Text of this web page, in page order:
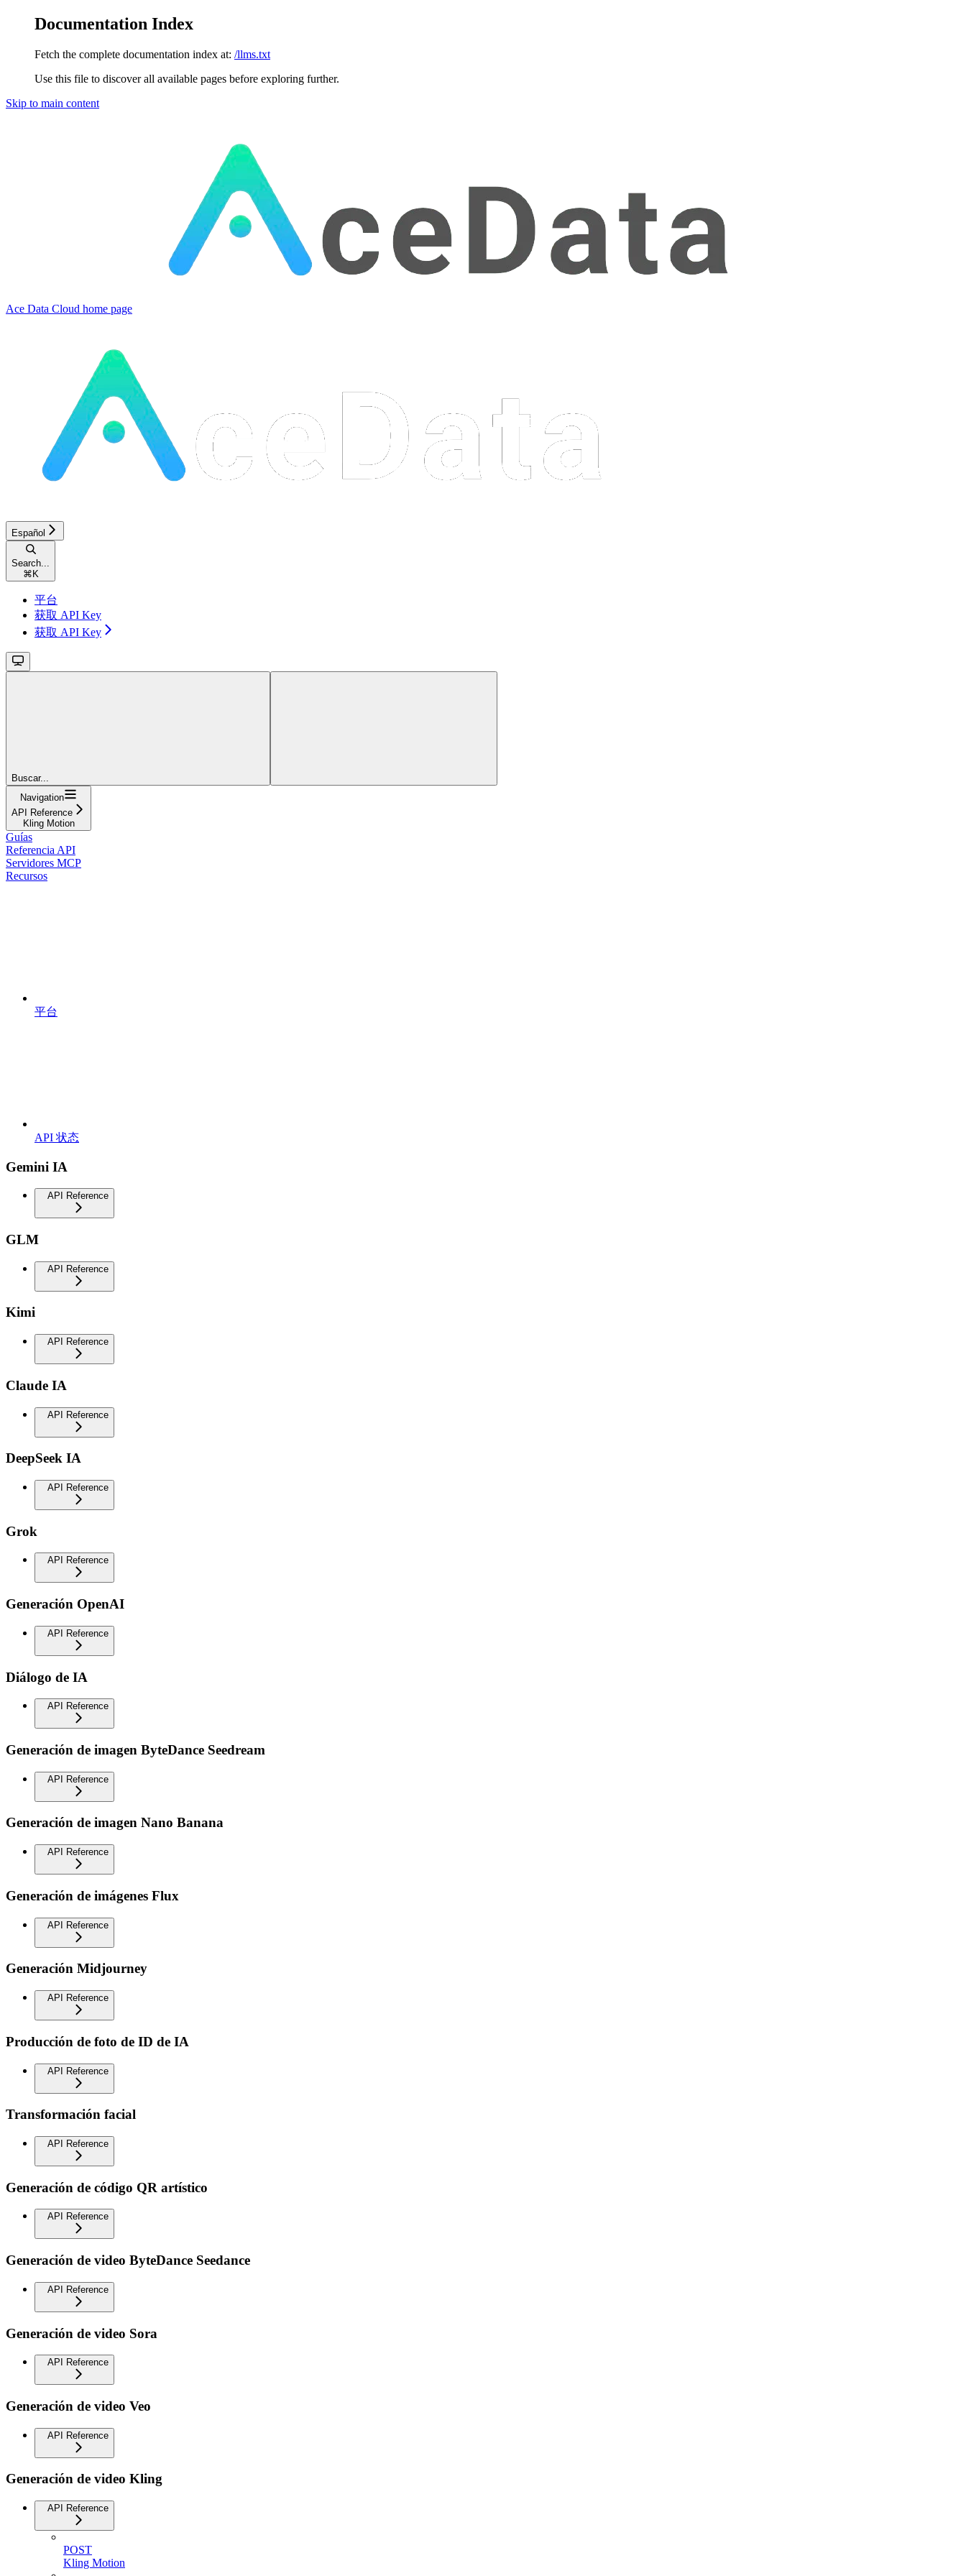
Documentation Index
Fetch the complete documentation index at: /llms.txt
Use this file to discover all available pages before exploring further.
Skip to main content
Ace Data Cloud home page
Español
Search...
⌘ K
平台
获取 API Key
获取 API Key
Buscar...
Navigation
API Reference
Kling Motion
Guías
Referencia API
Servidores MCP
Recursos
平台
API 状态
Gemini IA
API Reference
GLM
API Reference
Kimi
API Reference
Claude IA
API Reference
DeepSeek IA
API Reference
Grok
API Reference
Generación OpenAI
API Reference
Diálogo de IA
API Reference
Generación de imagen ByteDance Seedream
API Reference
Generación de imagen Nano Banana
API Reference
Generación de imágenes Flux
API Reference
Generación Midjourney
API Reference
Producción de foto de ID de IA
API Reference
Transformación facial
API Reference
Generación de código QR artístico
API Reference
Generación de video ByteDance Seedance
API Reference
Generación de video Sora
API Reference
Generación de video Veo
API Reference
Generación de video Kling
API Reference
POST
Kling Motion